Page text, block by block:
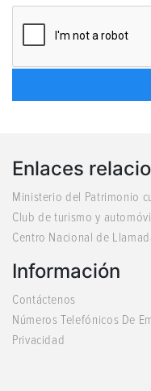
Enlaces
Ministerio del Patrimonio
Club de turismo y
Centro Nacional de
Información
Contáctenos
Números Telefónicos De
Privacidad